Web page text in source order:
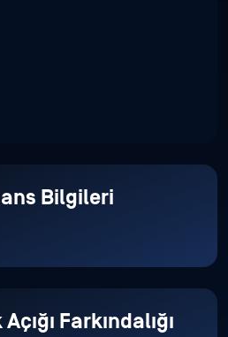
Bilgileri
Farkındalığı